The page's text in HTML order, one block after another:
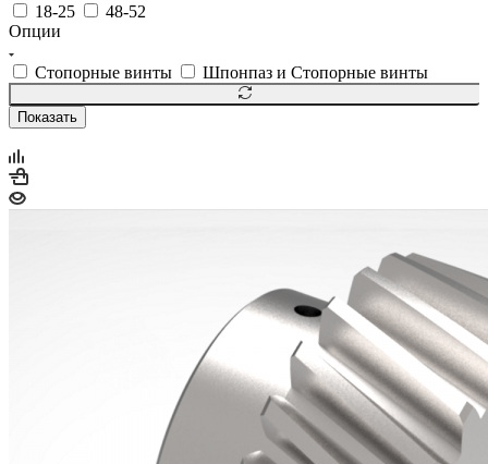
18-25
48-52
Опции
Стопорные винты Шпонпаз и Стопорные винты
Показать